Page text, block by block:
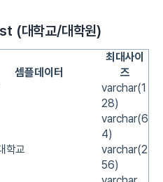
(대학교/대학원)
셈플데이터
최대사이
즈
varchar(1
28)
varchar(6
4)
학교
varchar(2
56)